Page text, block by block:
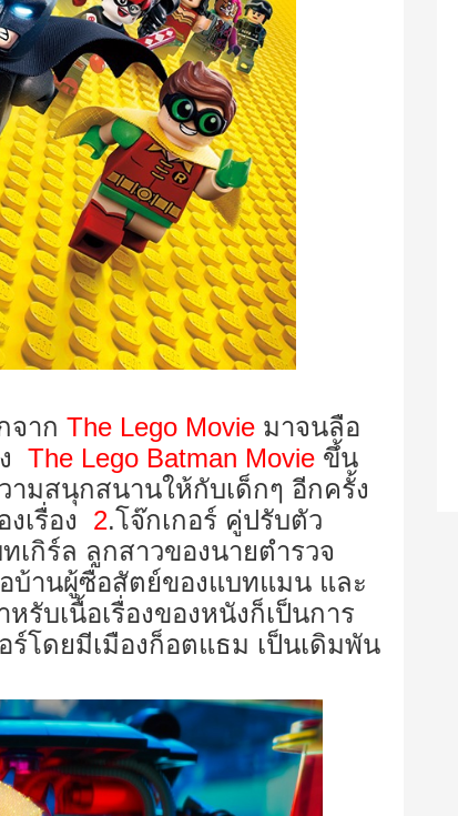
จาก The Lego Movie มาจนลือ
The Lego Batman Movie ขึ้น
ามสนุกสนานให้กับเด็กๆ อีกครั้ง
เรื่อง 2.โจ๊กเกอร์ คู่ปรับตัว
เกิร์ล ลูกสาวของนายตำรวจ
บ้านผู้ซื่อสัตย์ของแบทแมน และ
บเนื้อเรื่องของหนังก็เป็นการ
โดยมีเมืองก็อตแธม เป็นเดิมพัน